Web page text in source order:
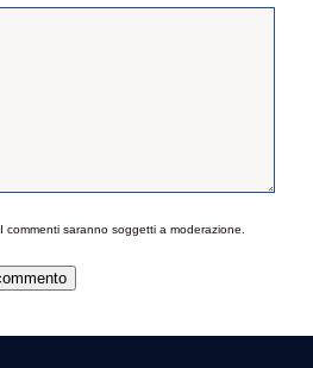
I commenti saranno soggetti a moderazione.